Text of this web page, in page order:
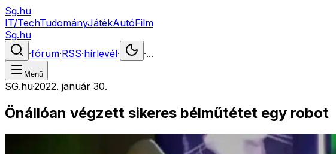
Sg.hu
IT/TechTudományJátékAutóFilm
Sg.hu
·fórum·RSS·hírlevél· ·...
Menü
SG.hu·2022. január 30.
Önállóan végzett sikeres bélműtétet egy robot